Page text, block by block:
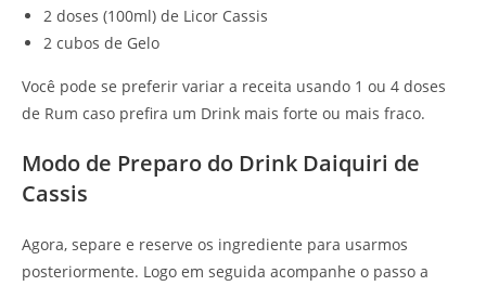
2 doses (100ml) de Licor Cassis
2 cubos de Gelo
Você pode se preferir variar a receita usando 1 ou 4 doses
de Rum caso prefira um Drink mais forte ou mais fraco.
Modo de Preparo do Drink Daiquiri de
Cassis
Agora, separe e reserve os ingrediente para usarmos
posteriormente. Logo em seguida acompanhe o passo a